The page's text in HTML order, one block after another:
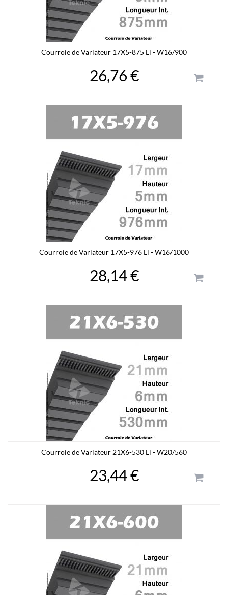
Courroie de Variateur 17X5-875 Li - W16/900
26,76 €
Courroie de Variateur 17X5-976 Li - W16/1000
28,14 €
Courroie de Variateur 21X6-530 Li - W20/560
23,44 €